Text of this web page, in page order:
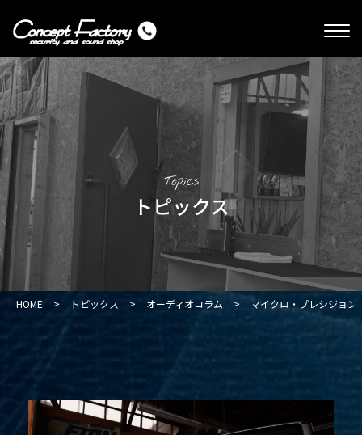
Topics
トピックス
HOME > トピックス > オーディオコラム > マイクロ・プレシジョン